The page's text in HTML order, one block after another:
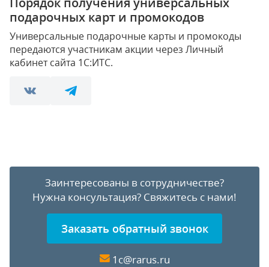
подарочных карт и промокодов
Универсальные подарочные карты и промокоды
передаются участникам акции через Личный
кабинет сайта 1С:ИТС.
Заинтересованы в сотрудничестве?
Нужна консультация? Свяжитесь с нами!
Заказать обратный звонок
1c@rarus.ru